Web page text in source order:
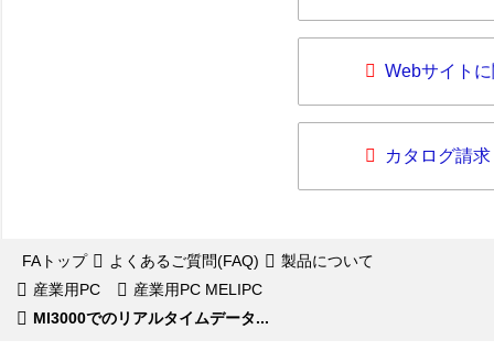
Webサイト
カタログ請求
FAトップ よくあるご質問(FAQ)
製品について
産業用PC
産業用PC MELIPC
MI3000でのリアルタイムデータ...